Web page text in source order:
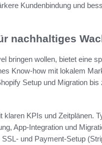
Kundenbindung und
nachhaltiges
bringen wollen, bietet eine
Know-how mit lokalem
Setup und Migration
klaren KPIs und Zeitplänen.
App-Integration und
und Payment-Setup